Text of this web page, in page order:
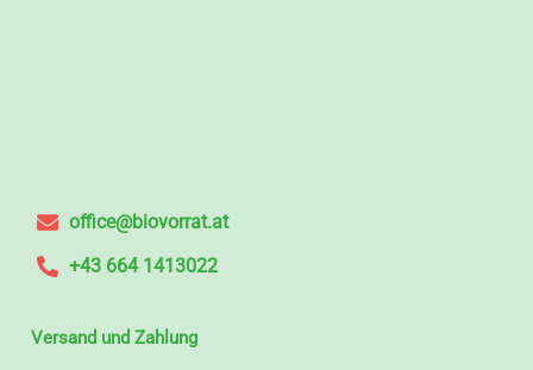
office@biovorrat.at
+43 664 1413022
Versand und Zahlung